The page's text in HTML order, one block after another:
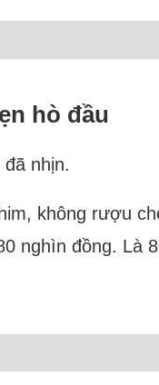
hò đầu
nhịn.
không rượu
nghìn đồng. Là